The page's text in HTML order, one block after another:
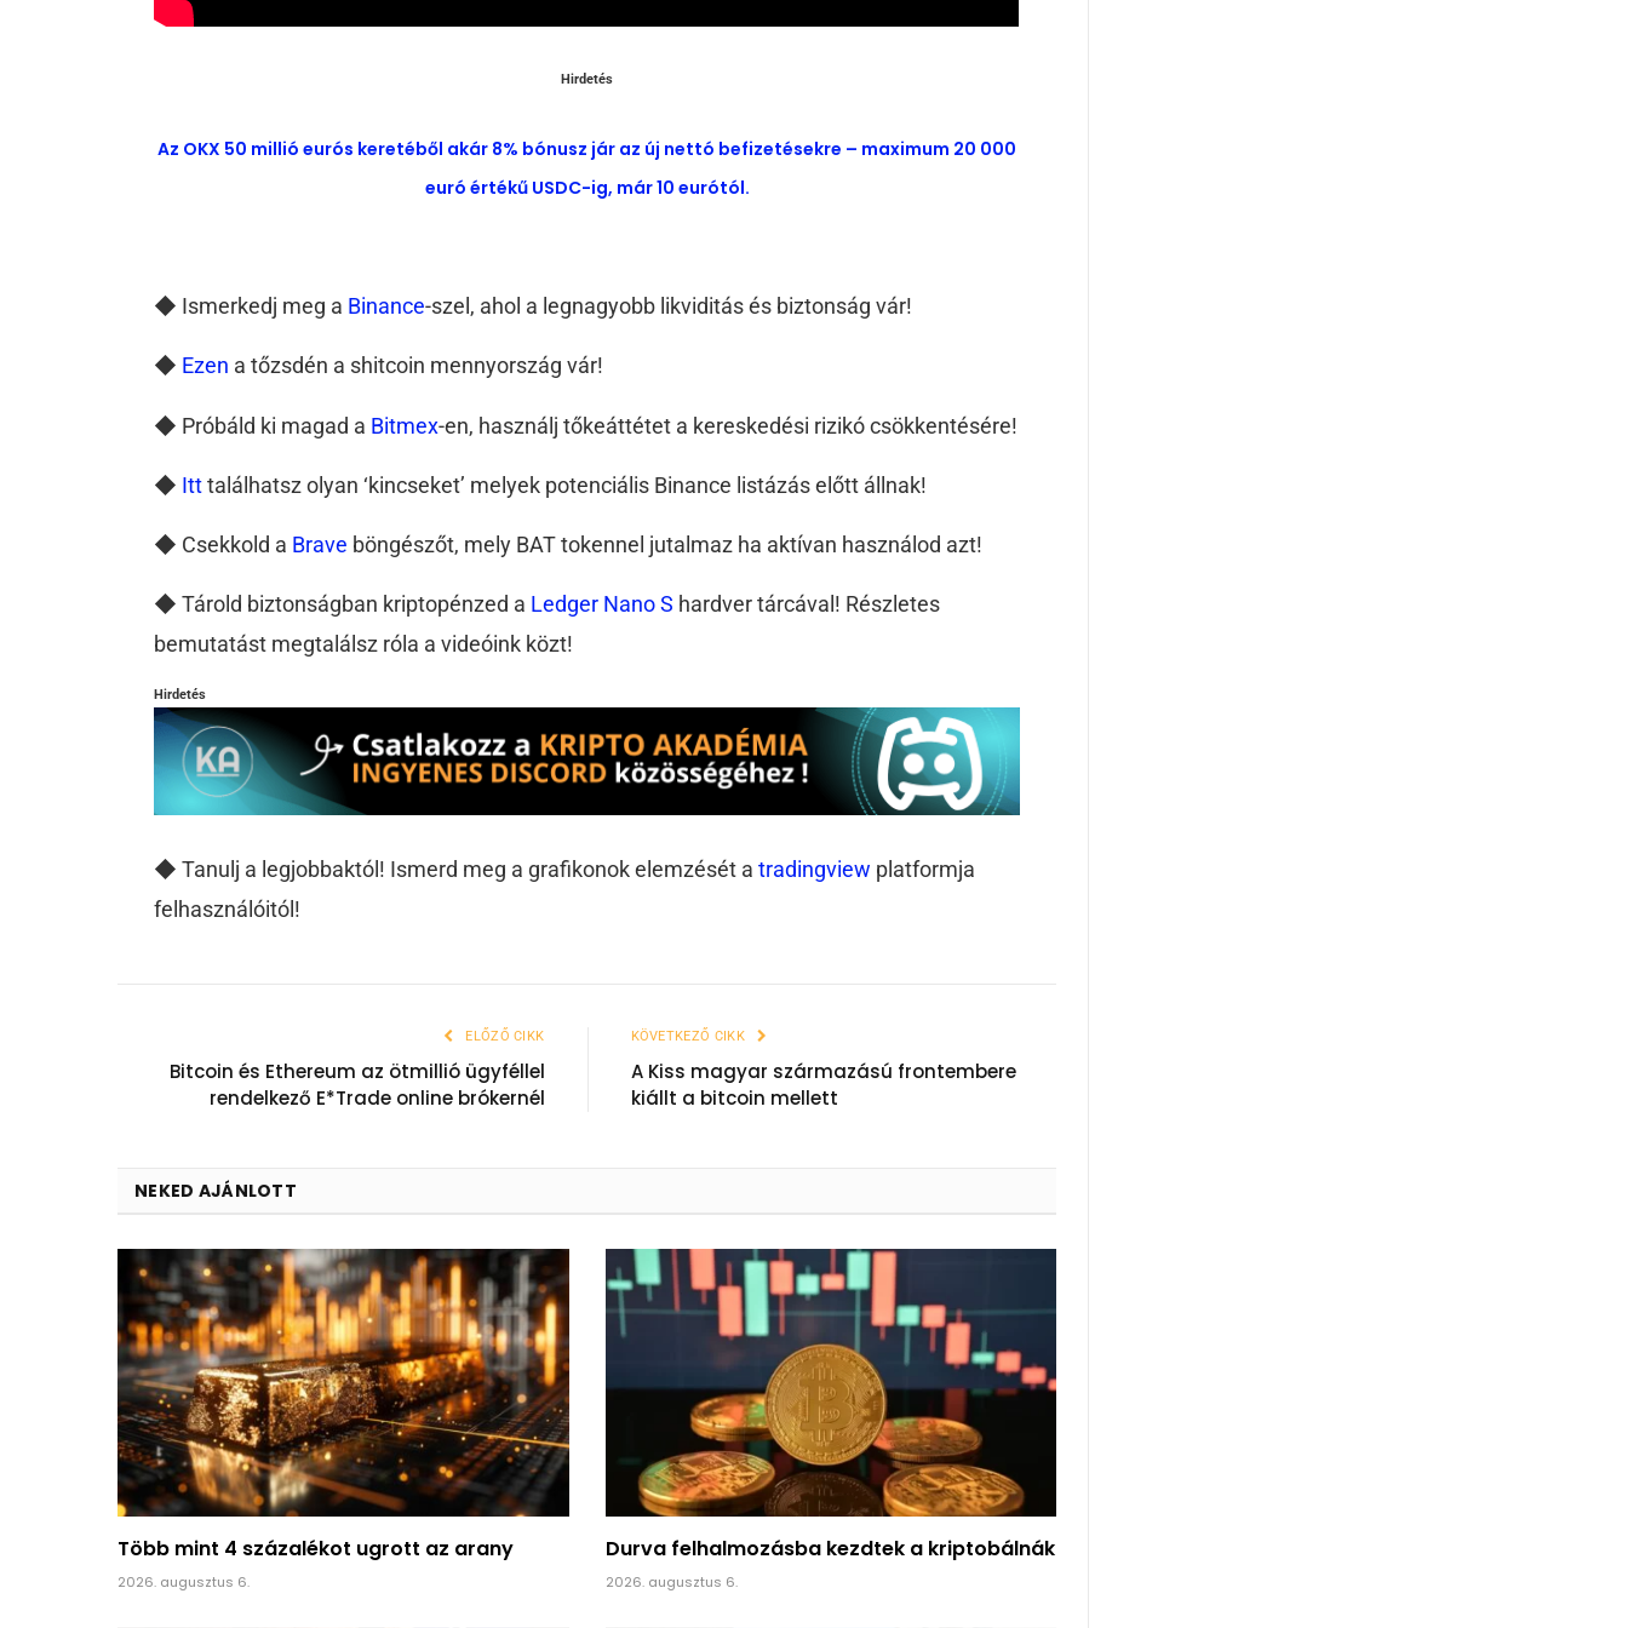
Hirdetés
Az OKX 50 millió eurós keretéből akár 8% bónusz jár az új nettó befizetésekre – maximum 20 000
euró értékű USDC-ig, már 10 eurótól.
◆ Ismerkedj meg a Binance-szel, ahol a legnagyobb likviditás és biztonság vár!
◆ Ezen a tőzsdén a shitcoin mennyország vár!
◆ Próbáld ki magad a Bitmex-en, használj tőkeáttétet a kereskedési rizikó csökkentésére!
◆ Itttalálhatsz olyan ‘kincseket’ melyek potenciális Binance listázás előtt állnak!
◆ Csekkold a Brave böngészőt, mely BAT tokennel jutalmaz ha aktívan használod azt!
◆ Tárold biztonságban kriptopénzed a Ledger Nano S hardver tárcával! Részletes
bemutatást megtalálsz róla a videóink közt!
Hirdetés
◆ Tanulj a legjobbaktól! Ismerd meg a grafikonok elemzését atradingview platformja
felhasználóitól!
ELŐZŐ CIKK
Bitcoin és Ethereum az ötmillió ügyféllel
rendelkező E*Trade online brókernél
KÖVETKEZŐ CIKK
A Kiss magyar származású frontembere
kiállt a bitcoin mellett
NEKED AJÁNLOTT
Több mint 4 százalékot ugrott az arany
2026. augusztus 6.
Durva felhalmozásba kezdtek a kriptobálnák
2026. augusztus 6.